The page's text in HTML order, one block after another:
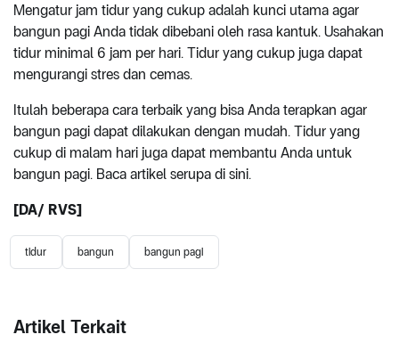
Mengatur jam tidur yang cukup adalah kunci utama agar
bangun pagi Anda tidak dibebani oleh rasa kantuk. Usahakan
tidur minimal 6 jam per hari. Tidur yang cukup juga dapat
mengurangi stres dan cemas.
Itulah beberapa cara terbaik yang bisa Anda terapkan agar
bangun pagi dapat dilakukan dengan mudah. Tidur yang
cukup di malam hari juga dapat membantu Anda untuk
bangun pagi. Baca artikel serupa di sini.
[DA/ RVS]
tidur bangun bangun pagi
Artikel Terkait